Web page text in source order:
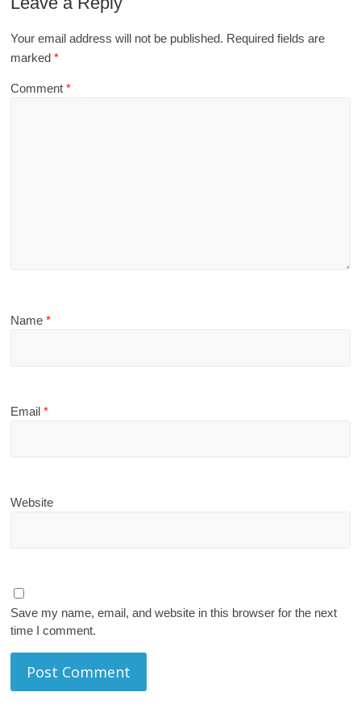
Your email address will not be published. Required fields are
marked*
Comment*
Name*
Email*
Website
Save my name, email, and website in this browser for the next
time I comment.